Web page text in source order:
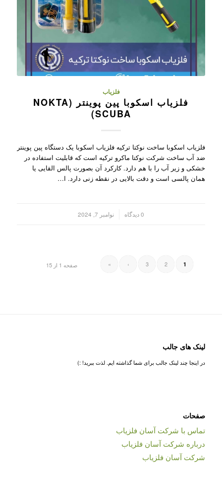
فلزیاب
فلزیاب اسکوبا پین پوینتر (NOKTA
SCUBA)
فلزیاب اسکوبا ساخت نوکتا ترکیه فلزیاب اسکوبا یک دستگاه پین پوینتر
ضد آب ساخت شرکت نوکتا ماکرو ترکیه است که قابلیت استفاده در
خشکی و زیر آب را با هم دارد. کارکرد آن بصورت پالس القایی یا
همان پالسی است و دقت بالایی در نقطه زنی دارد. ا…
0 دیدگاه نوامبر 7, 2024
صفحه 1 از 15 1
2
3
›
»
لینک های جالب
در اینجا چند لینک جالب برای شما گذاشته ایم. لذت ببرید! :)
صفحات
تماس با شرکت آسان فلزیاب
درباره شرکت آسان فلزیاب
شرکت آسان فلزیاب